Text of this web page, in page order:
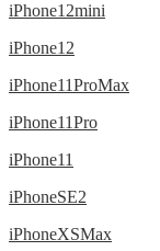
iPhone12mini
iPhone12
iPhone11ProMax
iPhone11Pro
iPhone11
iPhoneSE2
iPhoneXSMax